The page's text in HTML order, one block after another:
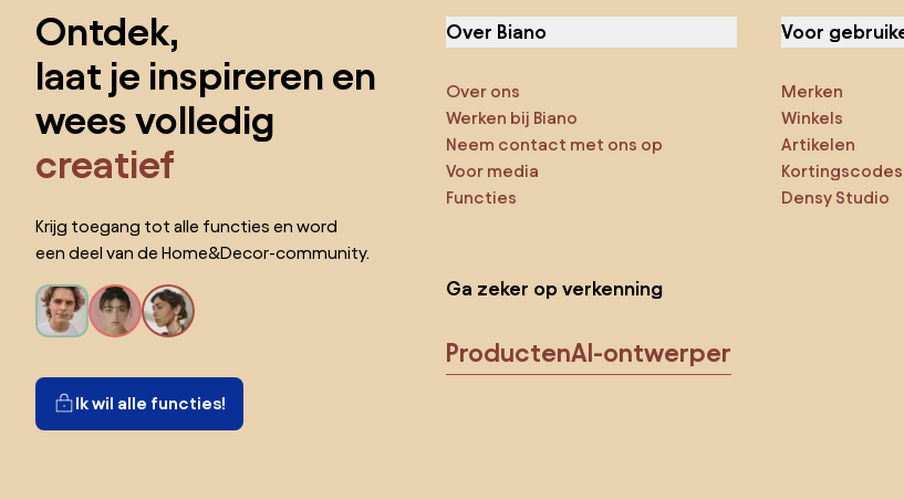
Ontdek,
laat je inspireren en
wees volledig
creatief
Krijg toegang tot alle functies en word
een deel van de Home&Decor-community.
Ik wil alle functies!
Over Biano
Over ons
Werken bij Biano
Neem contact met ons op
Voor media
Functies
Voor
Merken
Winkels
Artikelen
Kortingscodes
Densy Studio
Ga zeker op verkenning
ProductenAI-ontwerper